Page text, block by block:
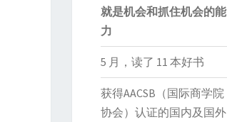
就是机会和抓住机会的能
力
5 月，读了 11 本好书
获得AACSB（国际商学院
协会）认证的国内及国外